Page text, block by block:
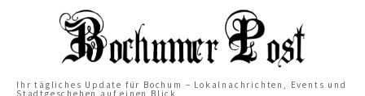
Ihr tägliches Update für Bochum – Lokalnachrichten, Events und
Stadtgeschehen auf einen Blick